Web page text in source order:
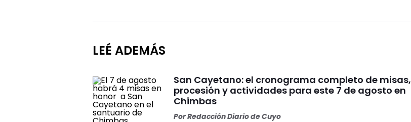
LEÉ ADEMÁS
San Cayetano: el cronograma completo de misas,
procesión y actividades para este 7 de agosto en
Chimbas
PorRedacción Diario de Cuyo